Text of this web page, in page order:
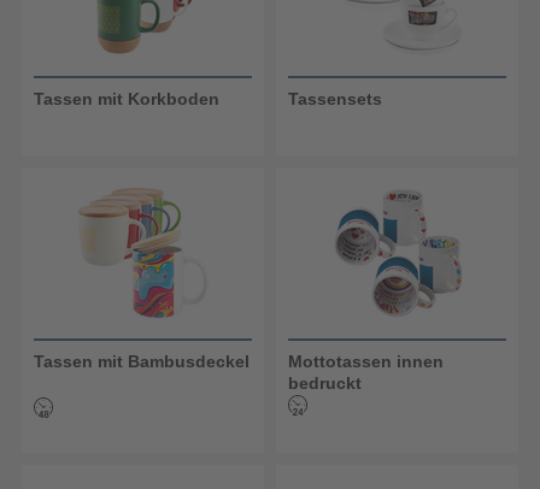
Tassen mit Korkboden Tassensets
Tassen mit Bambusdeckel
Mottotassen innen
bedruckt